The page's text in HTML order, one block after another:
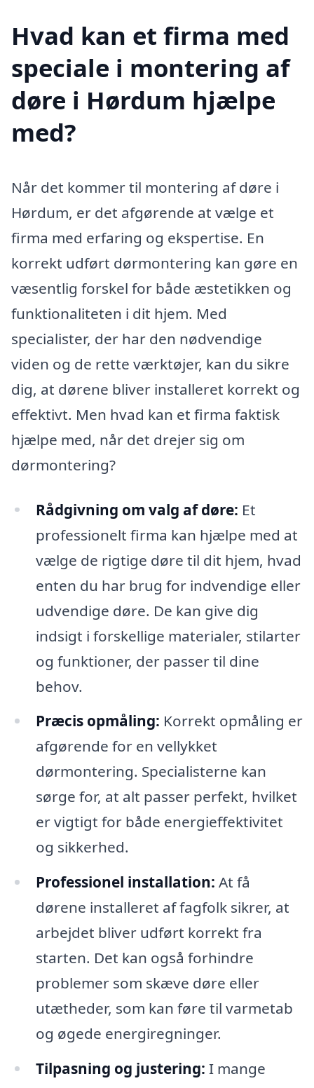
Hvad kan et firma med
speciale i montering af
døre i Hørdum hjælpe
med?
Når det kommer til montering af døre i
Hørdum, er det afgørende at vælge et
firma med erfaring og ekspertise. En
korrekt udført dørmontering kan gøre en
væsentlig forskel for både æstetikken og
funktionaliteten i dit hjem. Med
specialister, der har den nødvendige
viden og de rette værktøjer, kan du sikre
dig, at dørene bliver installeret korrekt og
effektivt. Men hvad kan et firma faktisk
hjælpe med, når det drejer sig om
dørmontering?
Rådgivning om valg af døre: Et
professionelt firma kan hjælpe med at
vælge de rigtige døre til dit hjem, hvad
enten du har brug for indvendige eller
udvendige døre. De kan give dig
indsigt i forskellige materialer, stilarter
og funktioner, der passer til dine
behov.
Præcis opmåling: Korrekt opmåling er
afgørende for en vellykket
dørmontering. Specialisterne kan
sørge for, at alt passer perfekt, hvilket
er vigtigt for både energieffektivitet
og sikkerhed.
Professionel installation: At få
dørene installeret af fagfolk sikrer, at
arbejdet bliver udført korrekt fra
starten. Det kan også forhindre
problemer som skæve døre eller
utætheder, som kan føre til varmetab
og øgede energiregninger.
Tilpasning og justering: I mange